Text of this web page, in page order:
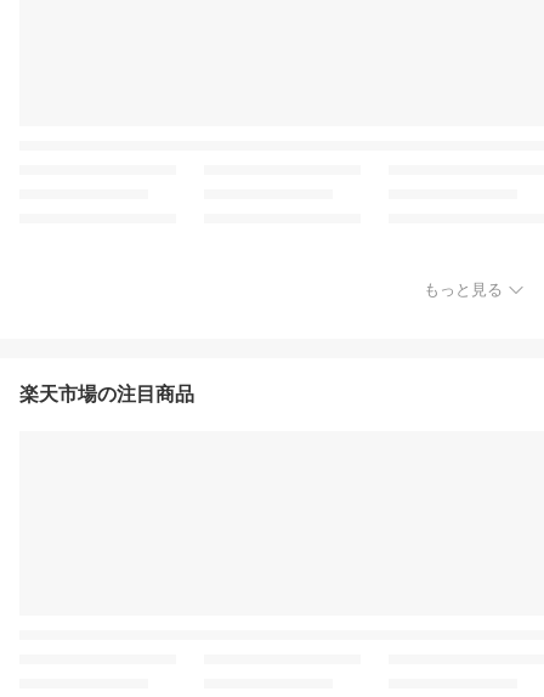
もっと見る
楽天市場の注目商品